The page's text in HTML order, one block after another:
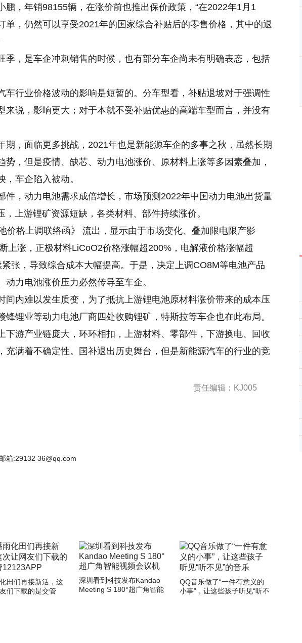
鹏，年销98155辆，在涨价前也推出保价政策，“在2022年1月1
单，仍然可以享受2021年的国家综合补贴后的零售价格，其中的退
季，是车企冲刺销售的时候，也有部分车企尚未有明确表态，包括
车行业价格波动的影响是短暂的。分车型看，补贴退坡对于强调性
来说，影响更大；对于本就不受补贴优惠的高端车型而言，并没有
期，面临更多挑战，2021年也是新能源车企的多事之秋，虽然长期
势，但是疫情、缺芯、动力电池涨价、原材料上涨等多因素叠加，
车企陷入被动。
件，动力电池需求成倍增长，市场预测2022年中国动力电池出货量
上游锂矿资源短缺，各类材料、部件持续涨价。
价格上调联络函》 流出，显示由于市场变化、叠加限电限产影
上涨，正极材料LiCoO2价格涨幅超200%，电解液价格涨幅超
张，导致综合成本大幅提高。于是，决定上调CO8M等电池产品
力电池涨价压力必然传导至车企。
间内难以发生质变，为了抵抗上游锂电池原材料涨价带来的成本压
锋锂业等动力电池厂商四处收购锂矿，特斯拉等车企也在此布局。
下游产业链庞大，环环相扣，上游材料、零部件，下游换电、回收
充满着不确定性。国补退出历史舞台，但是新能源汽车的行业的竞
责任编辑：KJ005
箱:29132 36@qq.com
田们再接新活，这
们下载的是交管
深圳看到科技发布Kandao
Meeting S 180°超广角智能
QQ音乐做了“一件有意义的
小事”，让这些孩子听见“听不